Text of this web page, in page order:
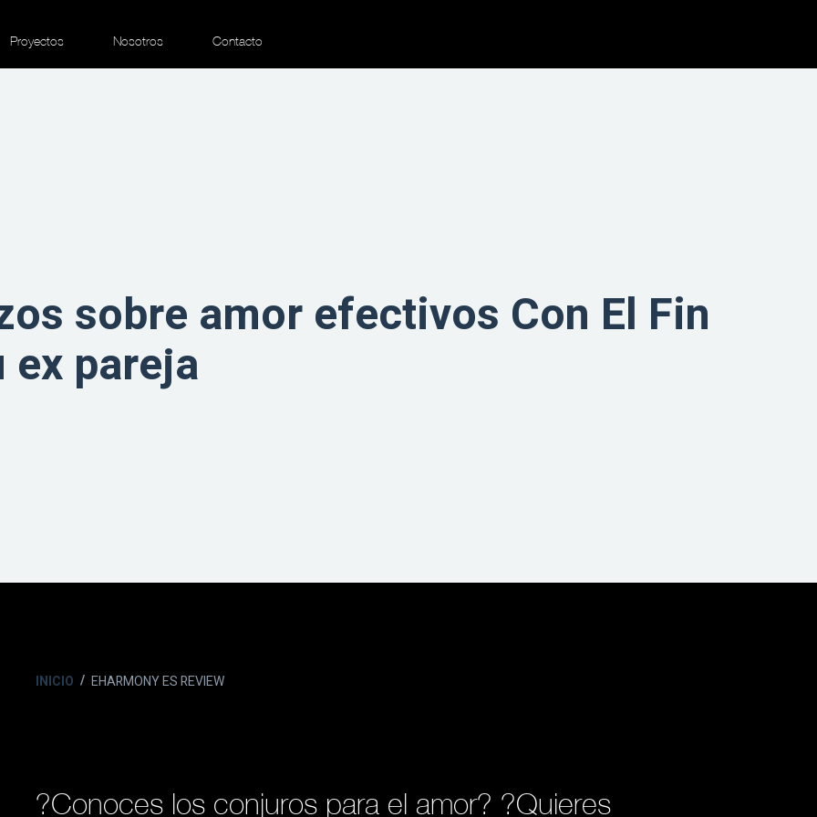
Proyectos Nosotros Contacto
sobre amor efectivos Con El Fin
pareja
INICIO EHARMONY ES REVIEW
?Conoces los conjuros para el amor? ?Quieres